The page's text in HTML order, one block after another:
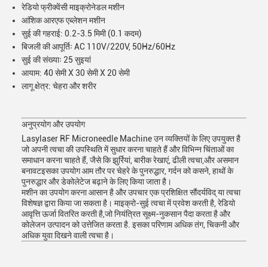
रेडियो फ्रीक्वेंसी माइक्रोनेडल मशीन
आंशिक आरएफ एब्लेशन मशीन
सुई की गहराई: 0.2-3.5 मिमी (0.1 कदम)
बिजली की आपूर्तिः AC 110V/220V, 50Hz/60Hz
सुई की संख्याः 25 सुइयां
आयाम: 40 सेमी X 30 सेमी X 20 सेमी
लागू क्षेत्र: चेहरा और शरीर
अनुप्रयोग और उपयोग
Lasylaser RF Microneedle Machine उन व्यक्तियों के लिए उपयुक्त है
जो अपनी त्वचा की उपस्थिति में सुधार करना चाहते हैं और विभिन्न चिंताओं का
समाधान करना चाहते हैं, जैसे कि झुर्रियां, बारीक रेखाएं, ढीली त्वचा,और असमान
बनावटइसका उपयोग आम तौर पर चेहरे के पुनरुद्धार, गर्दन को कसने, हाथों के
पुनरुद्धार और डेकोलेटेज बढ़ाने के लिए किया जाता है।
मशीन का उपयोग करना आसान है और उपचार एक प्रशिक्षित सौंदर्यविद् या त्वचा
विशेषज्ञ द्वारा किया जा सकता है। माइक्रो-सुई त्वचा में प्रवेश करती है, रेडियो
आवृत्ति ऊर्जा वितरित करती है,जो नियंत्रित सूक्ष्म-नुकसान पैदा करता है और
कोलेजन उत्पादन को उत्तेजित करता है. इसका परिणाम अधिक तंग, चिकनी और
अधिक युवा दिखने वाली त्वचा है।